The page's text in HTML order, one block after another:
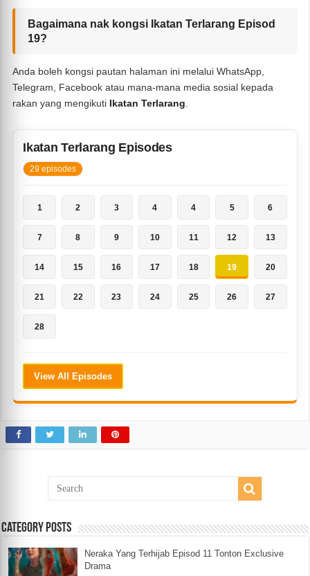
Bagaimana nak kongsi Ikatan Terlarang Episod
19?
Anda boleh kongsi pautan halaman ini melalui WhatsApp,
Telegram, Facebook atau mana-mana media sosial kepada
rakan yang mengikuti Ikatan Terlarang
Ikatan Terlarang Episodes
29 episodes
1 2 3 4 4 5 6
7 8 9 10 11 12 13
14 15 16 17 18 19 20
21 22 23 24 25 26 27
28
View All Episodes
Category Posts
Neraka Yang Terhijab Episod 11 Tonton Exclusive
Drama